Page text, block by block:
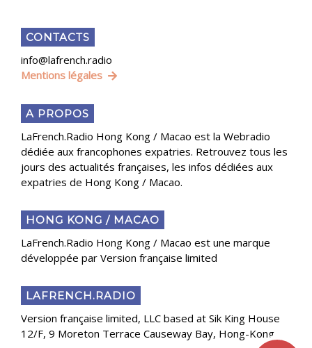
CONTACTS
info@lafrench.radio
Mentions légales
A PROPOS
LaFrench.Radio Hong Kong / Macao est la Webradio
dédiée aux francophones expatries. Retrouvez tous les
jours des actualités françaises, les infos dédiées aux
expatries de Hong Kong / Macao.
HONG KONG / MACAO
LaFrench.Radio Hong Kong / Macao est une marque
développée par Version française limited
LAFRENCH.RADIO
Version française limited, LLC based at Sik King House
12/F, 9 Moreton Terrace Causeway Bay, Hong-Kong